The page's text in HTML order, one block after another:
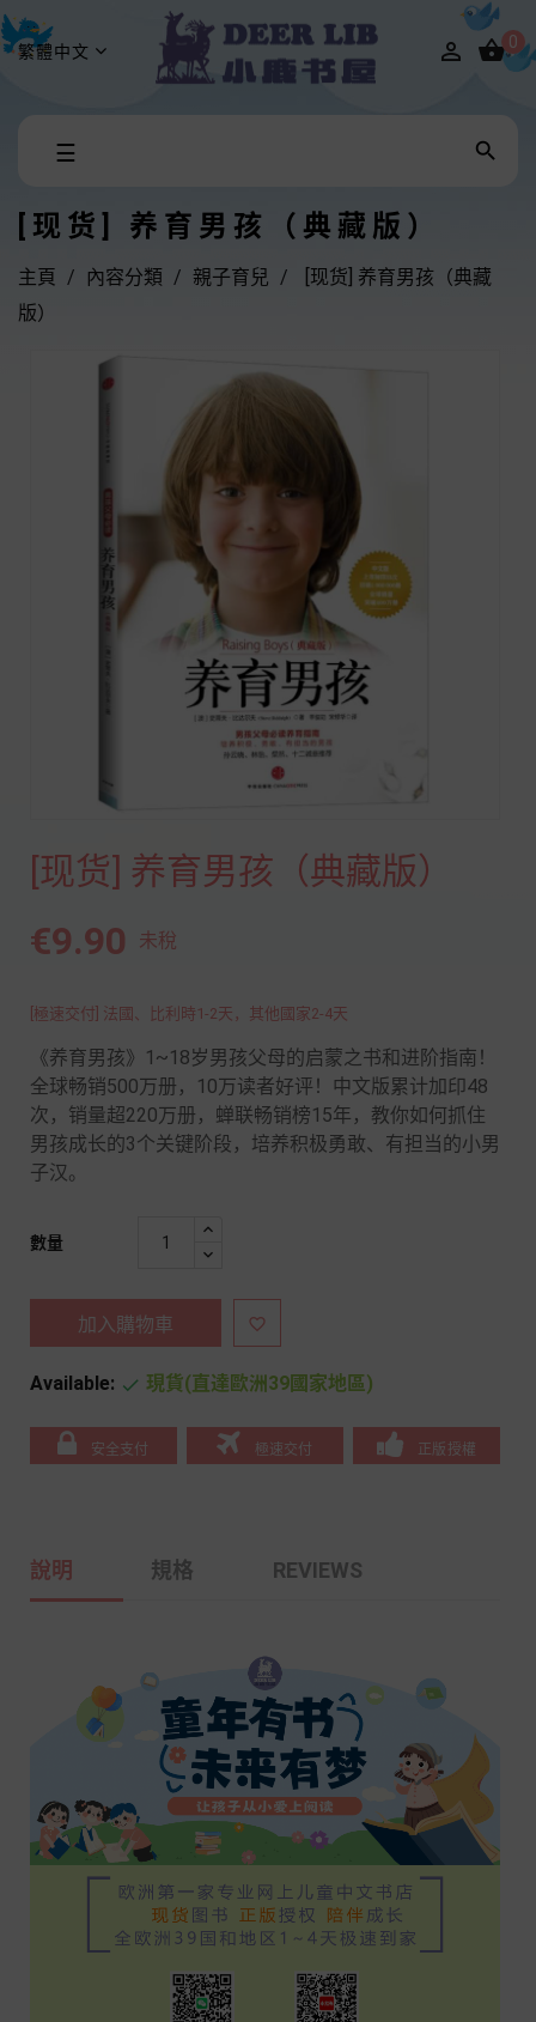
繁體中文  0
Toggle
☰ 
[现货] 养育男孩（典藏版）
主頁 內容分類 親子育兒
[现货] 养育男孩（典藏
版）
[现货] 养育男孩（典藏版）
€9.90 未稅
[極速交付] 法國、比利時1-2天，其他國家2-4天
《养育男孩》1~18岁男孩父母的启蒙之书和进阶指南！
全球畅销500万册，10万读者好评！中文版累计加印48
次，销量超220万册，蝉联畅销榜15年，教你如何抓住
男孩成长的3个关键阶段，培养积极勇敢、有担当的小男
子汉。
數量
加入購物車 
Available:  現貨(直達歐洲39國家地區)
安全支付 極速交付 正版授權
說明 規格 REVIEWS